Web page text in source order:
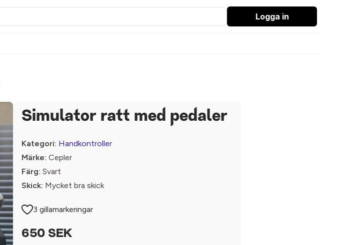
Logga in
Simulator ratt med pedaler
Kategori: Handkontroller
Märke: Cepler
Färg: Svart
Skick: Mycket bra skick
3 gillamarkeringar
650 SEK